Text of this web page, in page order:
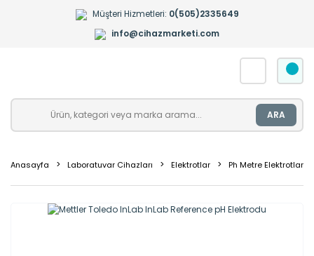
Müşteri Hizmetleri: 0(505)2335649
info@cihazmarketi.com
ARA
Anasayfa Laboratuvar Cihazları Elektrotlar Ph Metre Elektrotları